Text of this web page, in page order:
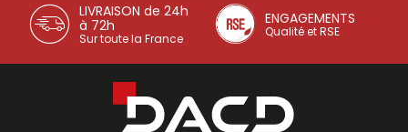
LIVRAISON de 24h
à 72h
Sur toute la France
ENGAGEMENTS
Qualité et RSE